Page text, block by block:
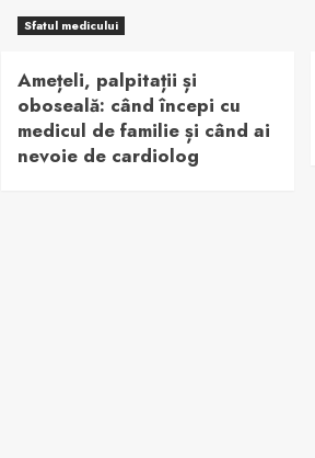
Sfatul medicului
Amețeli, palpitații și
oboseală: când începi cu
medicul de familie și când ai
nevoie de cardiolog